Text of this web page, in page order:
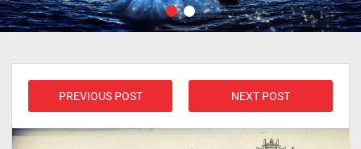
PREVIOUS POST NEXT POST